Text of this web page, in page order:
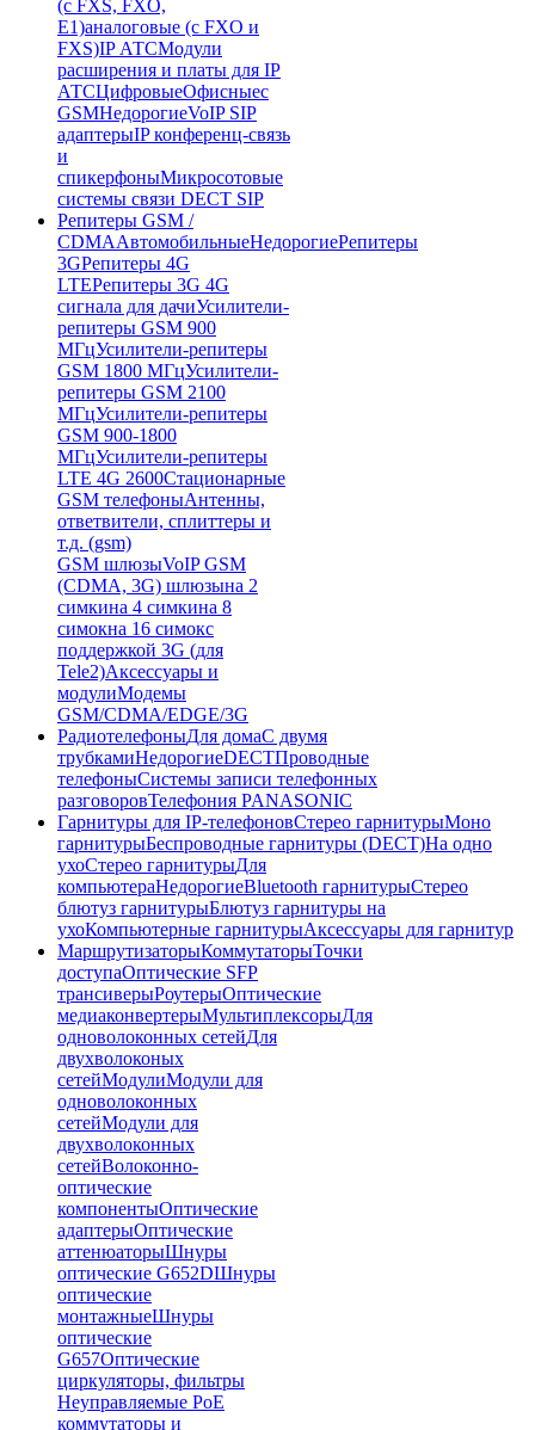
(c FXS, FXO,
E1)аналоговые (с FXO и
FXS)IP АТСМодули
расширения и платы для IP
АТСЦифровыеОфисныес
GSMНедорогиеVoIP SIP
адаптерыIP конференц-связь
и
спикерфоныМикросотовые
системы связи DECT SIP
Репитеры GSM /
CDMAАвтомобильныеНедорогиеРепитеры
3GРепитеры 4G
LTEРепитеры 3G 4G
сигнала для дачиУсилители-
репитеры GSM 900
МГцУсилители-репитеры
GSM 1800 МГцУсилители-
репитеры GSM 2100
МГцУсилители-репитеры
GSM 900-1800
МГцУсилители-репитеры
LTE 4G 2600Стационарные
GSM телефоныАнтенны,
ответвители, сплиттеры и
т.д. (gsm)
GSM шлюзыVoIP GSM
(CDMA, 3G) шлюзына 2
симкина 4 симкина 8
симокна 16 симокс
поддержкой 3G (для
Tele2)Аксессуары и
модулиМодемы
GSM/CDMA/EDGE/3G
РадиотелефоныДля домаС двумя
трубкамиНедорогиеDECTПроводные
телефоныСистемы записи телефонных
разговоровТелефония PANASONIC
Гарнитуры для IP-телефоновСтерео гарнитурыМоно
гарнитурыБеспроводные гарнитуры (DECT)На одно
ухоСтерео гарнитурыДля
компьютераНедорогиеBluetooth гарнитурыСтерео
блютуз гарнитурыБлютуз гарнитуры на
ухоКомпьютерные гарнитурыАксессуары для гарнитур
МаршрутизаторыКоммутаторыТочки
доступаОптические SFP
трансиверыРоутерыОптические
медиаконвертерыМультиплексорыДля
одноволоконных сетейДля
двухволоконых
сетейМодулиМодули для
одноволоконных
сетейМодули для
двухволоконных
сетейВолоконно-
оптические
компонентыОптические
адаптерыОптические
аттенюаторыШнуры
оптические G652DШнуры
оптические
монтажныеШнуры
оптические
G657Оптические
циркуляторы, фильтры
Неуправляемые PoE
коммутаторы и